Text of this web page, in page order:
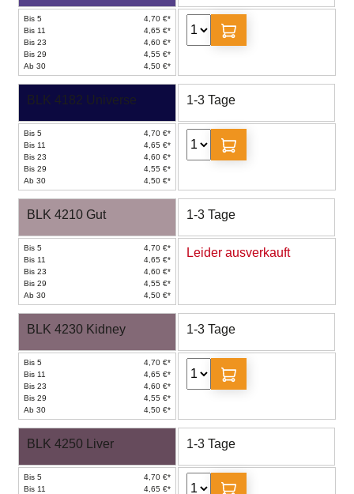
Bis 5
4,70 €*
Bis 11
4,65 €*
Bis 23
4,60 €*
Bis 29
4,55 €*
Ab 30
4,50 €*
BLK 4182 Universe 1-3 Tage
Bis 5
4,70 €*
Bis 11
4,65 €*
Bis 23
4,60 €*
Bis 29
4,55 €*
Ab 30
4,50 €*
BLK 4210 Gut 1-3 Tage
Bis 5
4,70 €*
Bis 11
4,65 €*
Bis 23
4,60 €*
Bis 29
4,55 €*
Ab 30
4,50 €*
Leider ausverkauft
BLK 4230 Kidney 1-3 Tage
Bis 5
4,70 €*
Bis 11
4,65 €*
Bis 23
4,60 €*
Bis 29
4,55 €*
Ab 30
4,50 €*
BLK 4250 Liver 1-3 Tage
Bis 5
4,70 €*
Bis 11
4,65 €*